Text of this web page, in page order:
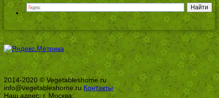
2014-2020 © Vegetableshome.ru
info@vegetableshome.ruКонтакты
Наш адрес: г. Москва,